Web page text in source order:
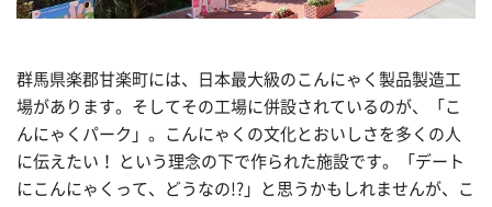
群馬県楽郡甘楽町には、日本最大級のこんにゃく製品製造工
場があります。そしてその工場に併設されているのが、「こ
んにゃくパーク」。こんにゃくの文化とおいしさを多くの人
に伝えたい！ という理念の下で作られた施設です。「デート
にこんにゃくって、どうなの!?」と思うかもしれませんが、こ